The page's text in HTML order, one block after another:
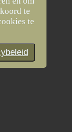
te
te